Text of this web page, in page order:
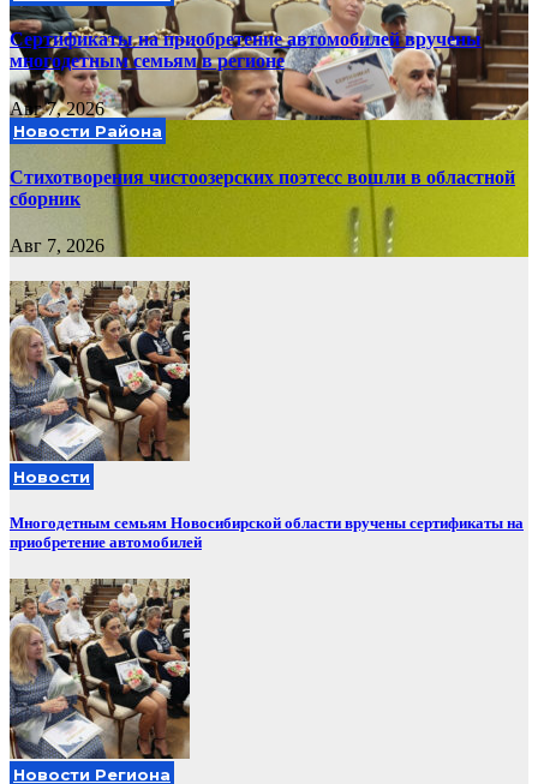
Сертификаты на приобретение автомобилей вручены
многодетным семьям в регионе
Авг 7, 2026
Новости Района
Стихотворения чистоозерских поэтесс вошли в областной
сборник
Авг 7, 2026
Новости
Многодетным семьям Новосибирской области вручены сертификаты на
приобретение автомобилей
Новости Региона